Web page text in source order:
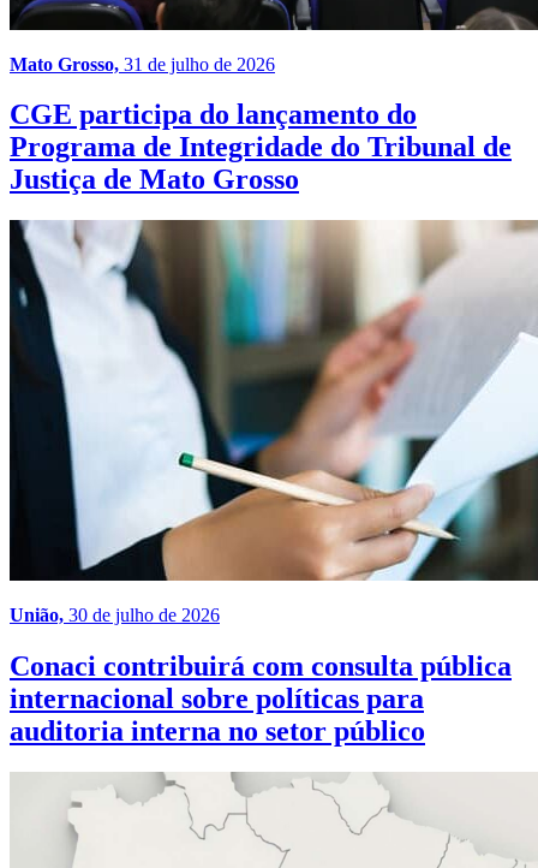
Mato Grosso, 31 de julho de 2026
CGE participa do lançamento do
Programa de Integridade do Tribunal de
Justiça de Mato Grosso
União, 30 de julho de 2026
Conaci contribuirá com consulta pública
internacional sobre políticas para
auditoria interna no setor público